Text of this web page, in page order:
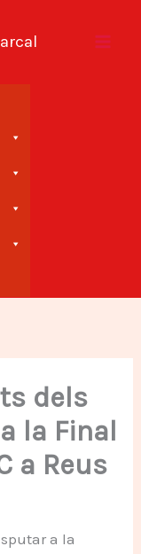
dels
la Final
a Reus
a la